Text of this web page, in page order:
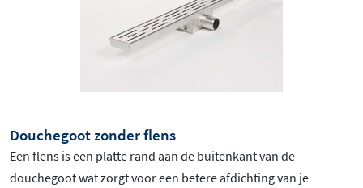
Douchegoot zonder flens
Een flens is een platte rand aan de buitenkant van de
douchegoot wat zorgt voor een betere afdichting van je